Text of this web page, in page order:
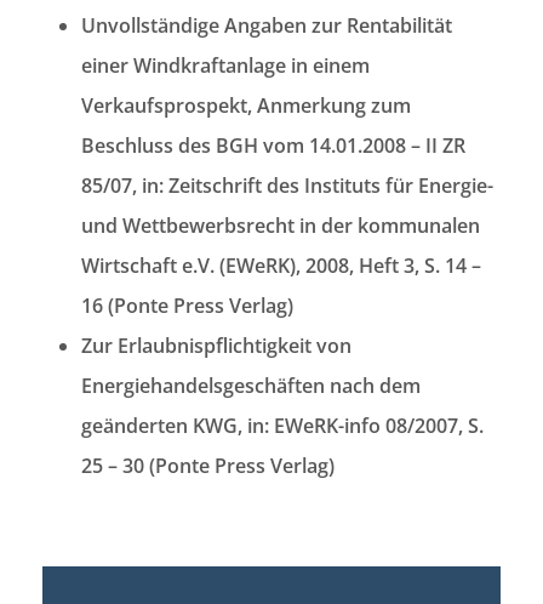
Unvollständige Angaben zur Rentabilität
einer Windkraftanlage in einem
Verkaufsprospekt, Anmerkung zum
Beschluss des BGH vom 14.01.2008 – II ZR
85/07, in: Zeitschrift des Instituts für Energie-
und Wettbewerbsrecht in der kommunalen
Wirtschaft e.V. (EWeRK), 2008, Heft 3, S. 14 –
16 (Ponte Press Verlag)
Zur Erlaubnispflichtigkeit von
Energiehandelsgeschäften nach dem
geänderten KWG, in: EWeRK-info 08/2007, S.
25 – 30 (Ponte Press Verlag)